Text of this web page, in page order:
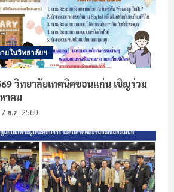
ยในวิทยาลัยฯ
วิทยาลัยเทคนิคขอนแก่น เชิญร่วม
าคม
7 ส.ค. 2569